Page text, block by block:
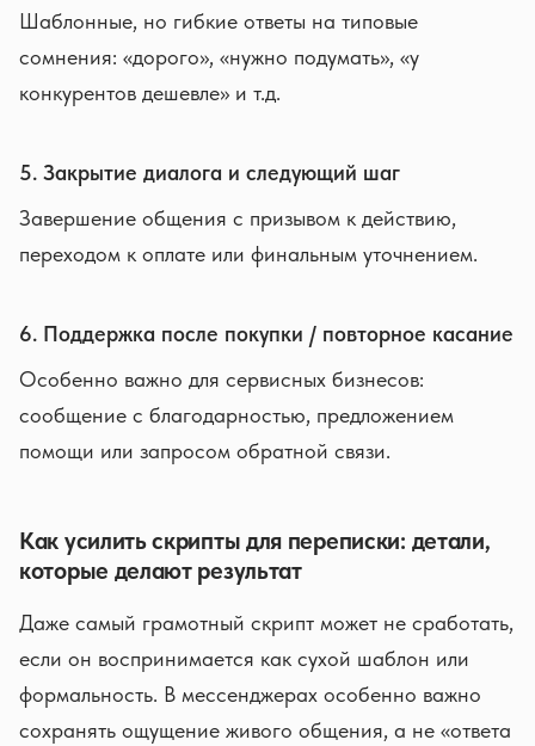
Шаблонные, но гибкие ответы на типовые
сомнения: «дорого», «нужно подумать», «у
конкурентов дешевле» и т.д.
5. Закрытие диалога и следующий шаг
Завершение общения с призывом к действию,
переходом к оплате или финальным уточнением.
6. Поддержка после покупки / повторное касание
Особенно важно для сервисных бизнесов:
сообщение с благодарностью, предложением
помощи или запросом обратной связи.
Как усилить скрипты для переписки: детали,
которые делают результат
Даже самый грамотный скрипт может не сработать,
если он воспринимается как сухой шаблон или
формальность. В мессенджерах особенно важно
сохранять ощущение живого общения, а не «ответа